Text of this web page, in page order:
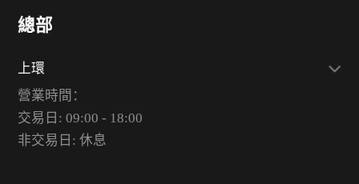
總部
上環
營業時間：
交易日: 09:00 - 18:00
非交易日: 休息